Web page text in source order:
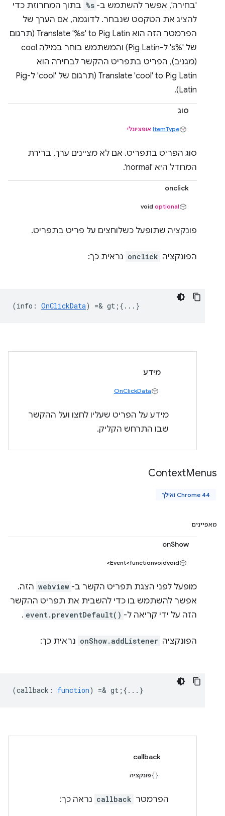
'בחירה', אפשר להשתמש ב- %s בתוך המחרוזת כדי
להציג את הטקסט שנבחר. לדוגמה, אם הערך של
הפרמטר הזה הוא Translate '%s' to Pig Latin (תרגום
של '%s' ל-Pig Latin) והמשתמש בוחר במילה cool
(מגניב), הפריט בתפריט ההקשר לבחירה הוא
Translate 'cool' to Pig Latin (תרגום של 'cool' ל-Pig
Latin).
סוג
ItemType אופציונלי
סוג הפריט בתפריט. אם לא מציינים ערך, ברירת
המחדל היא 'normal'.
onclick
‫void optional
פונקציה שתופעל כשלוחצים על פריט בתפריט.
הפונקציה onclick נראית כך:
(info : OnClickData) =& gt;{...}
מידע
OnClickData
מידע על הפריט שעליו לחצו ועל ההקשר
שבו התרחש הקליק.
ContextMenus
Chrome 44 ואילך
מאפיינים
onShow
Event<functionvoidvoid>
מופעל לפני הצגת תפריט הקשר ב- webview הזה.
אפשר להשתמש בו כדי להשבית את תפריט ההקשר
הזה על ידי קריאה ל- event.preventDefault()
.
הפונקציה onShow.addListener נראית כך:
(callback : function) =& gt;{...}
callback
פונקציה
הפרמטר callback נראה כך: